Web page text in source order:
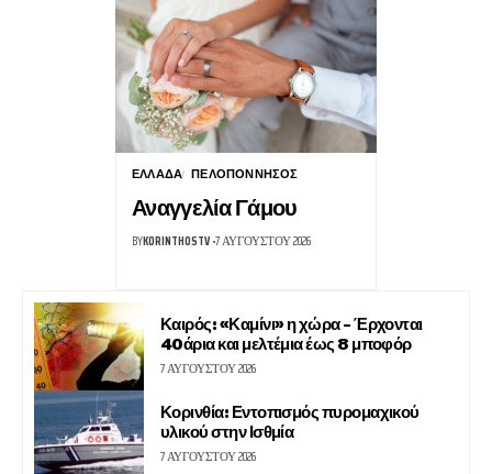
ΕΛΛΆΔΑ ΠΕΛΟΠΌΝΝΗΣΟΣ
Αναγγελία Γάμου
BYKORINTHOSTV 7 ΑΥΓΟΎΣΤΟΥ 2026
Καιρός: «Καμίνι» η χώρα – Έρχονται
40άρια και μελτέμια έως 8 μποφόρ
7 ΑΥΓΟΎΣΤΟΥ 2026
Κορινθία: Εντοπισμός πυρομαχικού
υλικού στην Ισθμία
7 ΑΥΓΟΎΣΤΟΥ 2026